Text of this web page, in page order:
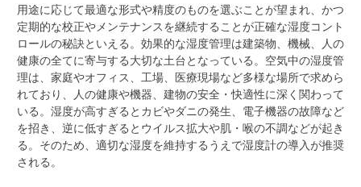
用途に応じて最適な形式や精度のものを選ぶことが望まれ、かつ
定期的な校正やメンテナンスを継続することが正確な湿度コント
ロールの秘訣といえる。効果的な湿度管理は建築物、機械、人の
健康の全てに寄与する大切な土台となっている。空気中の湿度管
理は、家庭やオフィス、工場、医療現場など多様な場所で求めら
れており、人の健康や機器、建物の安全・快適性に深く関わって
いる。湿度が高すぎるとカビやダニの発生、電子機器の故障など
を招き、逆に低すぎるとウイルス拡大や肌・喉の不調などが起き
る。そのため、適切な湿度を維持するうえで湿度計の導入が推奨
される。